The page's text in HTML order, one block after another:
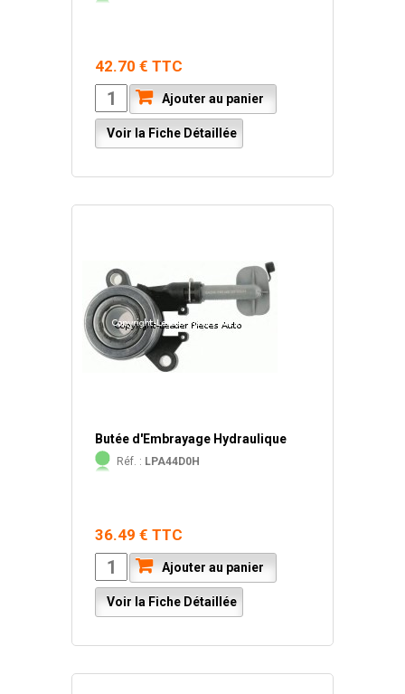
42.70 € TTC
Ajouter au panier
Voir la Fiche Détaillée
Butée d'Embrayage Hydraulique
Réf. : LPA44D0H
36.49 € TTC
Ajouter au panier
Voir la Fiche Détaillée